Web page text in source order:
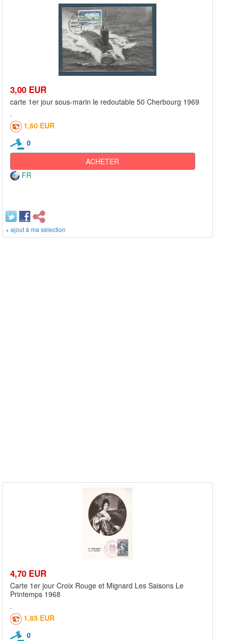
3,00 EUR
carte 1er jour sous-marin le redoutable 50 Cherbourg 1969
1,60 EUR
0
ACHETER
FR
+ ajout à ma sélection
4,70 EUR
Carte 1er jour Croix Rouge et Mignard Les Saisons Le
Printemps 1968
1,85 EUR
0